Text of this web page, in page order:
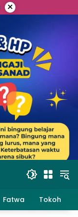
×
Fatwa Tokoh